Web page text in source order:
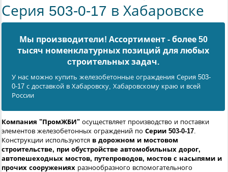
Серия 503-0-17 в Хабаровске
Мы производители! Ассортимент - более 50
тысяч номенклатурных позиций для любых
cтроительных задач.
У нас можно купить железобетонные ограждения Серия 503-
0-17 с доставкой в Хабаровску, Хабаровскому краю и всей
России
Компания "ПромЖБИ" осуществляет производство и поставки
элементов железобетонных ограждений по Серии 503-0-17.
Конструкции используются в дорожном и мостовом
строительстве, при обустройстве автомобильных дорог,
автопешеходных мостов, путепроводов, мостов с насыпями и
прочих сооружениях разнообразного вспомогательного